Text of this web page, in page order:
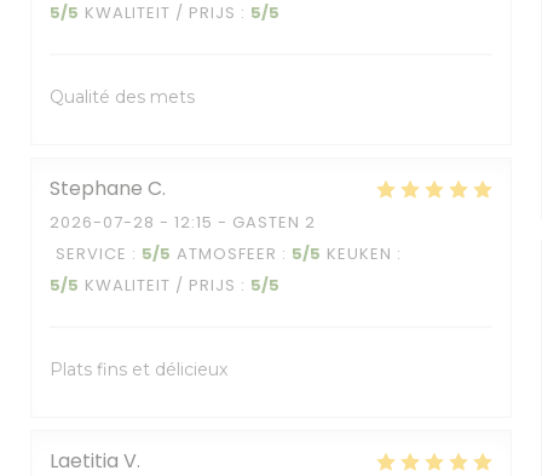
5/5 KWALITEIT / PRIJS : 5/5
Qualité des mets
Stephane C
2026-07-28 - 12:15 - GASTEN 2
SERVICE : 5/5 ATMOSFEER : 5/5 KEUKEN :
5/5 KWALITEIT / PRIJS : 5/5
Plats fins et délicieux
Laetitia V